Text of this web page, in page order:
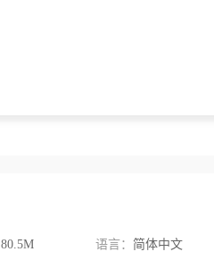
80.5M 语言： 简体中文